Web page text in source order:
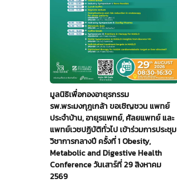
มูลนิธิเพื่อกองอายุรกรรม
รพ.พระมงกุฎเกล้า ขอเชิญชวน แพทย์
ประจำบ้าน, อายุรแพทย์, ศัลยแพทย์ และ
แพทย์เวชปฏิบัติทั่วไป เข้าร่วมการประชุม
วิชาการกลางปี ครั้งที่ 1 Obesity,
Metabolic and Digestive Health
Conference วันเสาร์ที่ 29 สิงหาคม
2569